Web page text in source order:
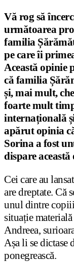
Vă rog să
următoarea
familia
pe care îi
Această opinie
că familia
și, mai mult,
foarte mult
internațională
apărut opinia
Sorina a fost
dispare
Cei care au
are dreptate. Că
unul dintre
situație
Andreea,
Așa li se dictase
ponegrească.